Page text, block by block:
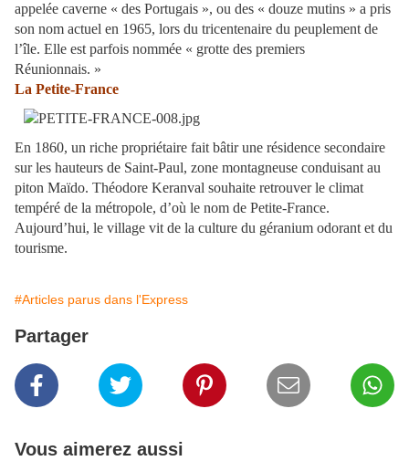
appelée caverne « des Portugais », ou des « douze mutins » a pris
son nom actuel en 1965, lors du tricentenaire du peuplement de
l’île. Elle est parfois nommée « grotte des premiers
Réunionnais. »
La Petite-France
En 1860, un riche propriétaire fait bâtir une résidence secondaire
sur les hauteurs de Saint-Paul, zone montagneuse conduisant au
piton Maïdo. Théodore Keranval souhaite retrouver le climat
tempéré de la métropole, d’où le nom de Petite-France.
Aujourd’hui, le village vit de la culture du géranium odorant et du
tourisme.
#Articles parus dans l'Express
Partager
Vous aimerez aussi